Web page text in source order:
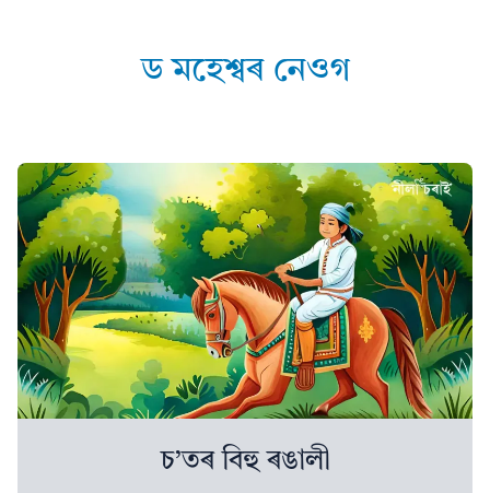
ড মহেশ্বৰ নেওগ
চ’তৰ বিহু ৰঙালী